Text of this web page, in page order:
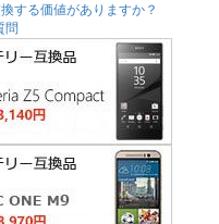
する価値がありますか？
問